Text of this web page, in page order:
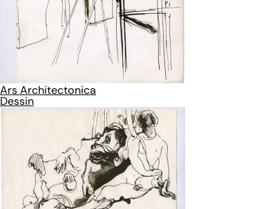
Ars Architectonica
Dessin